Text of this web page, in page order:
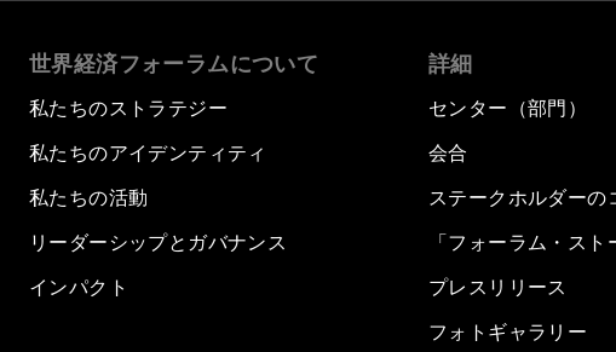
世界経済フォーラムについて
私たちのストラテジー
私たちのアイデンティティ
私たちの活動
リーダーシップとガバナンス
インパクト
詳細
センター（部門）
会合
ステークホルダーの
「フォーラム・スト
プレスリリース
フォトギャラリー